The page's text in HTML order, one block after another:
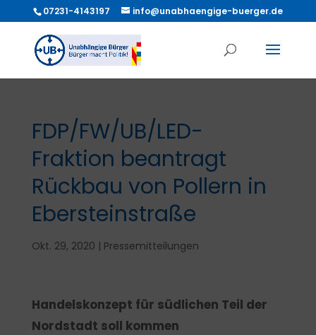
07231-4143197 info@unabhaengige-buerger.de
FDP/FW/UB/LED-
Fraktion beantragt
Rückbau von Pollern in
Ebersteinstraße
Okt. 29, 2020 | Pressemitteilungen
Handelskonzept für südlichen Teil der
Nordstadt soll kommen